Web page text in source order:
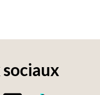
sociaux